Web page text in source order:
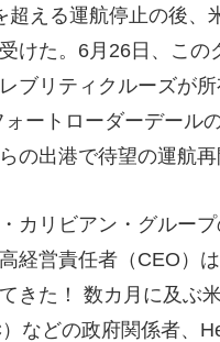
超える運航停止の後、
けた。6月26日、この
ブリティクルーズが
ォートローダーデール
の出港で待望の運航再
カリビアン・グルー
経営責任者（CEO）
きた！ 数カ月に及ぶ
などの政府関係者、